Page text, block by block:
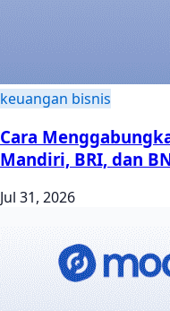
keuangan bisnis
Cara
Mandiri, BRI, dan
Jul 31, 2026